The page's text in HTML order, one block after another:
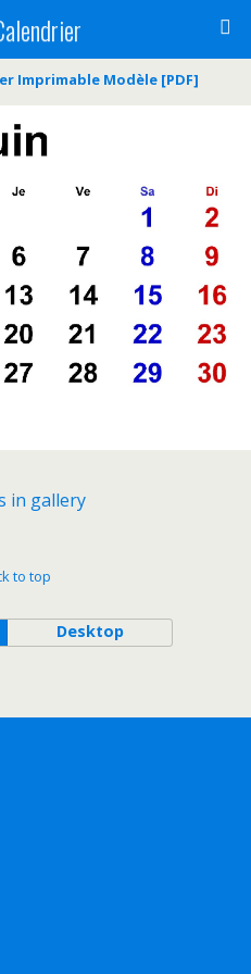
Imprimable Modèle [PDF]
in gallery
to top
Desktop